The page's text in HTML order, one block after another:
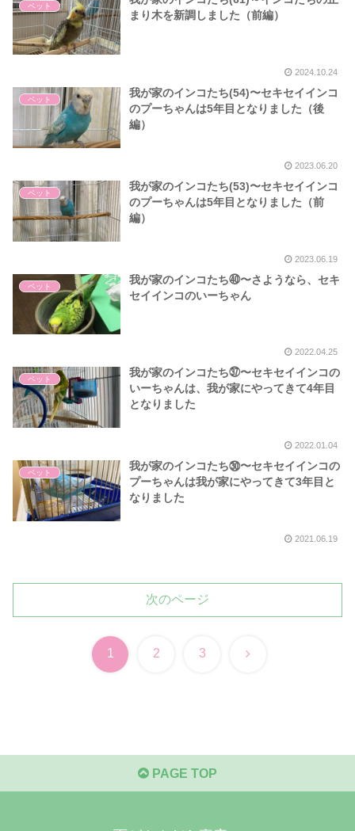
ペット
まり木を新調しました（前編）
2024.10.24
ペット
我が家のインコたち(54)〜セキセイインコ
のプーちゃんは5年目となりました（後
編）
2023.06.20
ペット
我が家のインコたち(53)〜セキセイインコ
のプーちゃんは5年目となりました（前
編）
2023.06.19
ペット
我が家のインコたち㊵〜さようなら、セキ
セイインコのいーちゃん
2022.04.25
ペット
我が家のインコたち㊲〜セキセイインコの
いーちゃんは、我が家にやってきて4年目
となりました
2022.01.04
ペット
我が家のインコたち㉚〜セキセイインコの
プーちゃんは我が家にやってきて3年目と
なりました
2021.06.19
次のページ
1 2 3 次
PAGE TOP